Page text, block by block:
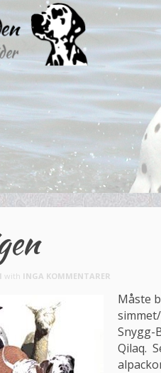
with INGA KOMMENTARER
Måste
Snygg-
Qilaq.